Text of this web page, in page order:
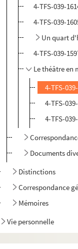
4-TFS-039-
4-TFS-039-
Un quart
4-TFS-039-
Le théâtre en
4-TFS-
4-TFS-
4-TFS-
Documents
Distinctions
Correspondance
Mémoires
Vie personnelle